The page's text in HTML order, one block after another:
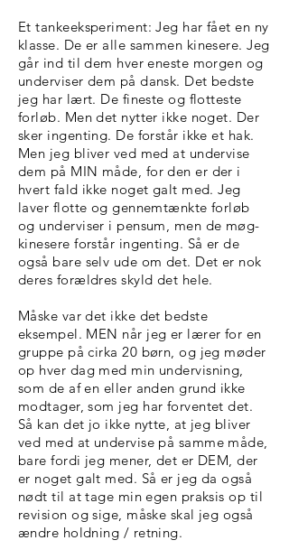
Et tankeeksperiment: Jeg har fået en ny
klasse. De er alle sammen kinesere. Jeg
går ind til dem hver eneste morgen og
underviser dem på dansk. Det bedste
jeg har lært. De fineste og flotteste
forløb. Men det nytter ikke noget. Der
sker ingenting. De forstår ikke et hak.
Men jeg bliver ved med at undervise
dem på MIN måde, for den er der i
hvert fald ikke noget galt med. Jeg
laver flotte og gennemtænkte forløb
og underviser i pensum, men de møg-
kinesere forstår ingenting. Så er de
også bare selv ude om det. Det er nok
deres forældres skyld det hele.
Måske var det ikke det bedste
eksempel. MEN når jeg er lærer for en
gruppe på cirka 20 børn, og jeg møder
op hver dag med min undervisning,
som de af en eller anden grund ikke
modtager, som jeg har forventet det.
Så kan det jo ikke nytte, at jeg bliver
ved med at undervise på samme måde,
bare fordi jeg mener, det er DEM, der
er noget galt med. Så er jeg da også
nødt til at tage min egen praksis op til
revision og sige, måske skal jeg også
ændre holdning / retning.